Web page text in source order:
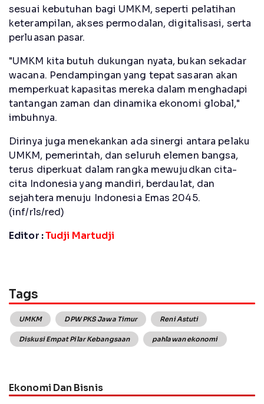
sesuai kebutuhan bagi UMKM, seperti pelatihan
keterampilan, akses permodalan, digitalisasi, serta
perluasan pasar.
"UMKM kita butuh dukungan nyata, bukan sekadar
wacana. Pendampingan yang tepat sasaran akan
memperkuat kapasitas mereka dalam menghadapi
tantangan zaman dan dinamika ekonomi global,"
imbuhnya.
Dirinya juga menekankan ada sinergi antara pelaku
UMKM, pemerintah, dan seluruh elemen bangsa,
terus diperkuat dalam rangka mewujudkan cita-
cita Indonesia yang mandiri, berdaulat, dan
sejahtera menuju Indonesia Emas 2045.
(inf/rls/red)
Editor :Tudji Martudji
Tags
UMKM DPW PKS Jawa Timur Reni Astuti
Diskusi Empat Pilar Kebangsaan pahlawan ekonomi
Ekonomi Dan Bisnis